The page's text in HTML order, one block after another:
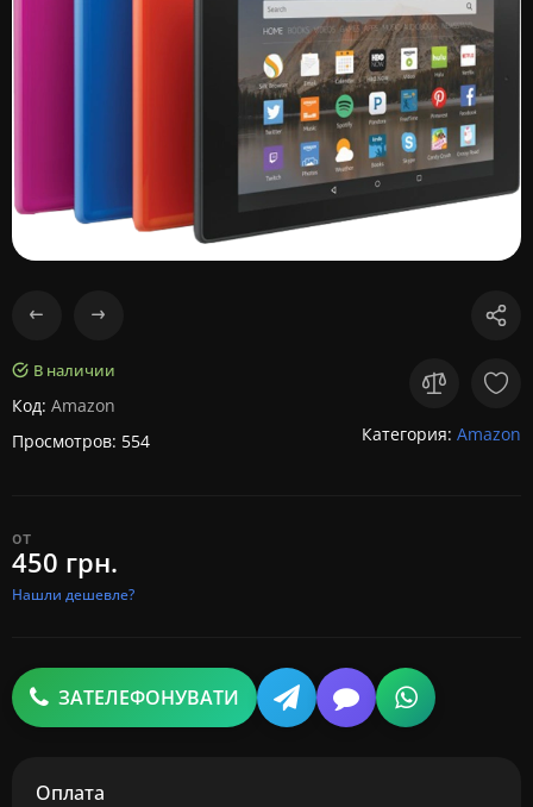
В наличии
Код: Amazon
Просмотров: 554
Категория: Amazon
от
450 грн.
Нашли дешевле?
ЗАТЕЛЕФОНУВАТИ
Оплата